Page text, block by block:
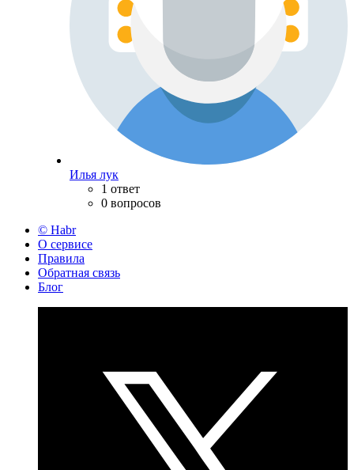
Илья лук
1 ответ
0 вопросов
© Habr
О сервисе
Правила
Обратная связь
Блог